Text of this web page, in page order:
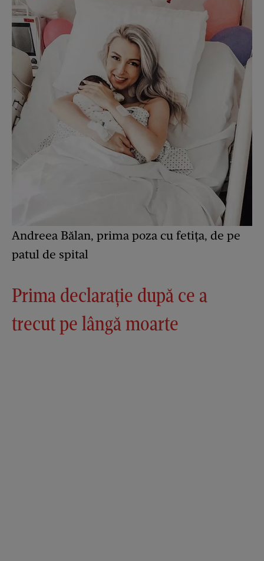
Andreea Bălan, prima poza cu fetița, de pe
patul de spital
Prima declarație după ce a
trecut pe lângă moarte